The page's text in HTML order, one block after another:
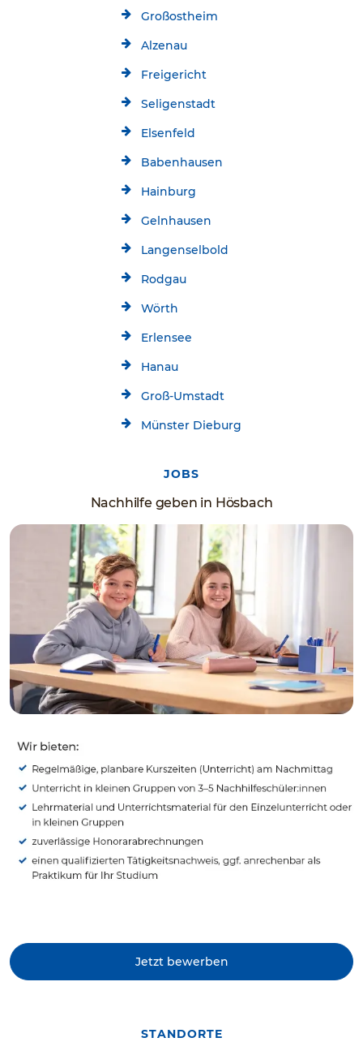
Großostheim
Alzenau
Freigericht
Seligenstadt
Elsenfeld
Babenhausen
Hainburg
Gelnhausen
Langenselbold
Rodgau
Wörth
Erlensee
Hanau
Groß-Umstadt
Münster Dieburg
JOBS
Nachhilfe geben in Hösbach
Jetzt bewerben
STANDORTE